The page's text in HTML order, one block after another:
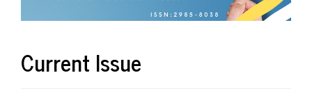
Main
Current Issue